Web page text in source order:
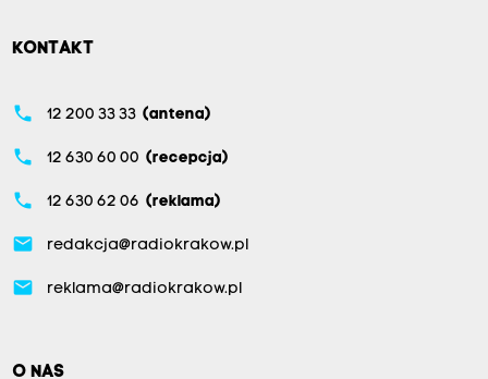
KONTAKT
phone 12 200 33 33 (antena)
phone 12 630 60 00 (recepcja)
phone 12 630 62 06 (reklama)
email redakcja@radiokrakow.pl
email reklama@radiokrakow.pl
O NAS